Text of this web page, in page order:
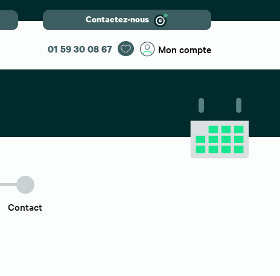
Contactez-nous
01 59 30 08 67 Mon compte
Contact